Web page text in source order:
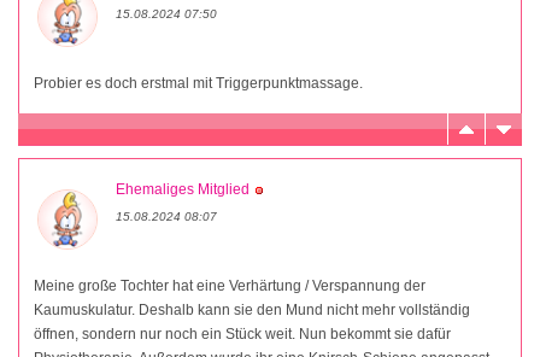
15.08.2024 07:50
Probier es doch erstmal mit Triggerpunktmassage.
Ehemaliges Mitglied
15.08.2024 08:07
Meine große Tochter hat eine Verhärtung / Verspannung der
Kaumuskulatur. Deshalb kann sie den Mund nicht mehr vollständig
öffnen, sondern nur noch ein Stück weit. Nun bekommt sie dafür